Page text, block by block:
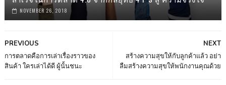
NOVEMBER 26, 2018
NEXT
สร้างความสุขให้กับลูกค้าแล้ว อย่า
ลืมสร้างความสุขให้พนักงานคุณด้วย
PREVIOUS
การตลาดคือการเล่าเรื่องราวของ
สินค้า ใครเล่าได้ดี ผู้นั้นชนะ